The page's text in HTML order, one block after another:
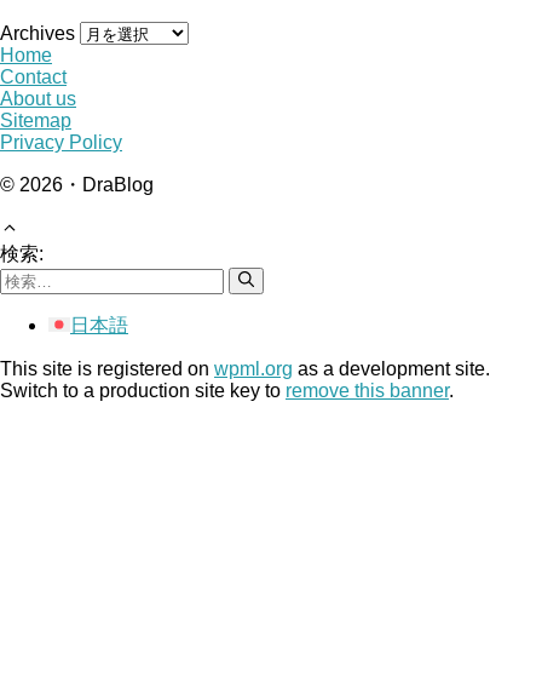
Archives
Home
Contact
About us
Sitemap
Privacy Policy
© 2026・DraBlog
検索:
日本語
This site is registered on wpml.org as a development site.
Switch to a production site key to remove this banner.